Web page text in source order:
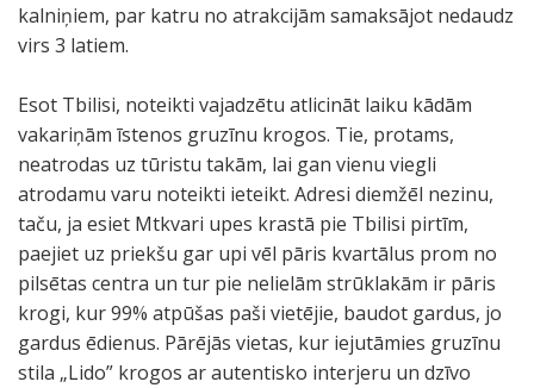
kalniņiem, par katru no atrakcijām samaksājot nedaudz
virs 3 latiem.
Esot Tbilisi, noteikti vajadzētu atlicināt laiku kādām
vakariņām īstenos gruzīnu krogos. Tie, protams,
neatrodas uz tūristu takām, lai gan vienu viegli
atrodamu varu noteikti ieteikt. Adresi diemžēl nezinu,
taču, ja esiet Mtkvari upes krastā pie Tbilisi pirtīm,
paejiet uz priekšu gar upi vēl pāris kvartālus prom no
pilsētas centra un tur pie nelielām strūklakām ir pāris
krogi, kur 99% atpūšas paši vietējie, baudot gardus, jo
gardus ēdienus. Pārējās vietas, kur iejutāmies gruzīnu
stila „Lido” krogos ar autentisko interjeru un dzīvo